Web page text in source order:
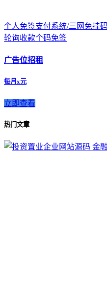
个人免签支付系统/三网免挂
轮询收款个码免签
广告位招租
每月x元
立即查看
热门文章